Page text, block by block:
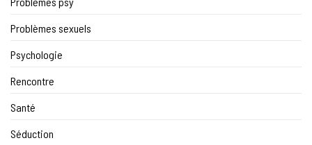
Problèmes sexuels
Psychologie
Rencontre
Santé
Séduction